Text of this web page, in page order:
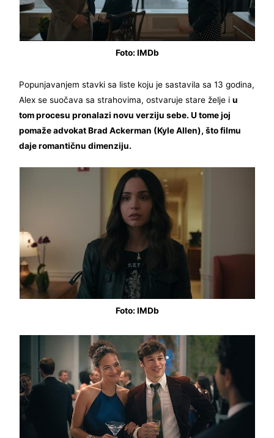
Foto: IMDb
Popunjavanjem stavki sa liste koju je sastavila sa 13 godina,
Alex se suočava sa strahovima, ostvaruje stare želje iu
tom procesu pronalazi novu verziju sebe. U tome joj
pomaže advokat Brad Ackerman (Kyle Allen), što filmu
daje romantičnu dimenziju.
Foto: IMDb